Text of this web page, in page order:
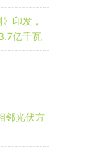
印发，
亿千瓦
邻光伏方